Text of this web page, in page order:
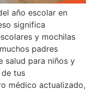
año escolar en
significa
y mochilas
padres
salud para niños y
tus
médico actualizado,